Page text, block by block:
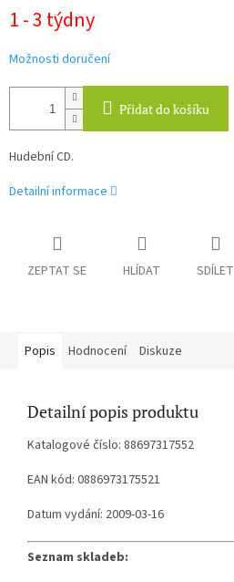
cena:
1 - 3 týdny
Možnosti doručení
Přidat do košíku
Hudební CD.
Detailní informace
ZEPTAT SE HLÍDAT SDÍLET
Popis Hodnocení Diskuze
Detailní popis produktu
Katalogové číslo: 88697317552
EAN kód: 0886973175521
Datum vydání: 2009-03-16
Seznam skladeb: